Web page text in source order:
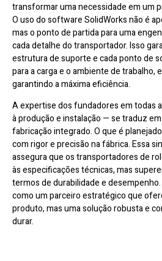
transformar uma necessidade em um
O uso do software SolidWorks não é
mas o ponto de partida para uma
cada detalhe do transportador. Isso
estrutura de suporte e cada ponto de
para a carga e o ambiente de trabalho,
garantindo a máxima eficiência.
A expertise dos fundadores em todas
à produção e instalação — se traduz
fabricação integrado. O que é
com rigor e precisão na fábrica. Essa
assegura que os transportadores de
às especificações técnicas, mas
termos de durabilidade e
como um parceiro estratégico que
produto, mas uma solução robusta e
durar.